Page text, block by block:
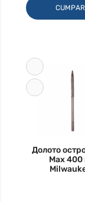
Долото
Max